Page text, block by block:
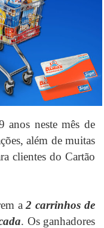
anos neste mês de
além de muitas
clientes do Cartão
a2 carrinhos de
. Os ganhadores